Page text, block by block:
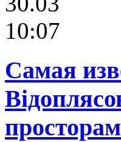
10:07
Самая